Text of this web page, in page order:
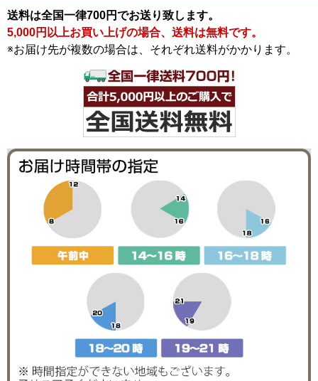
送料は全国一律700円でお送り致します。
5,000円以上お買い上げの場合、送料は無料です。
※お届け先が複数の場合は、それぞれ送料がかかります。